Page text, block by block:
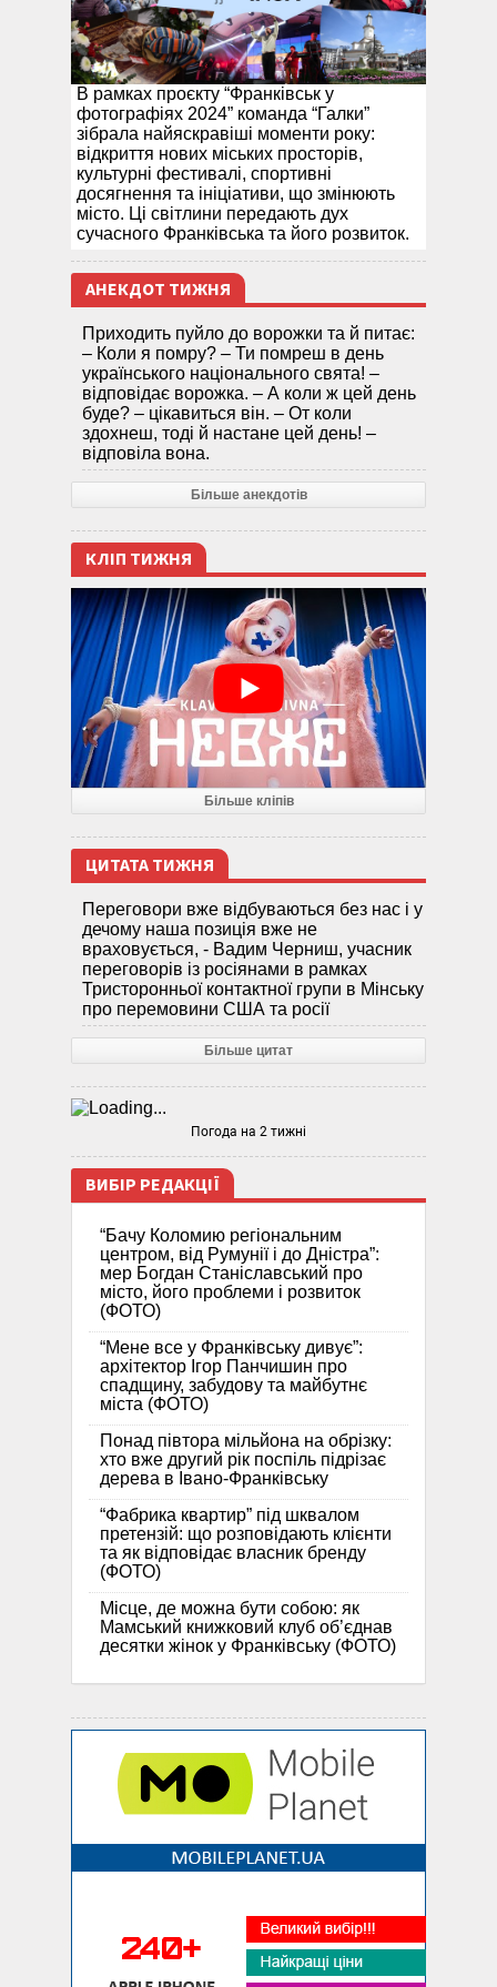
В рамках проєкту “Франківськ у
фотографіях 2024” команда “Галки”
зібрала найяскравіші моменти року:
відкриття нових міських просторів,
культурні фестивалі, спортивні
досягнення та ініціативи, що змінюють
місто. Ці світлини передають дух
сучасного Франківська та його розвиток.
АНЕКДОТ ТИЖНЯ
Приходить пуйло до ворожки та й питає:
– Коли я помру? – Ти помреш в день
українського національного свята! –
відповідає ворожка. – А коли ж цей день
буде? – цікавиться він. – От коли
здохнеш, тоді й настане цей день! –
відповіла вона.
Більше анекдотів
КЛІП ТИЖНЯ
Більше кліпів
ЦИТАТА ТИЖНЯ
Переговори вже відбуваються без нас і у
дечому наша позиція вже не
враховується, - Вадим Черниш, учасник
переговорів із росіянами в рамках
Тристоронньої контактної групи в Мінську
про перемовини США та росії
Більше цитат
Погода на 2 тижні
ВИБІР РЕДАКЦІЇ
“Бачу Коломию регіональним
центром, від Румунії і до Дністра”:
мер Богдан Станіславський про
місто, його проблеми і розвиток
(ФОТО)
“Мене все у Франківську дивує”:
архітектор Ігор Панчишин про
спадщину, забудову та майбутнє
міста (ФОТО)
Понад півтора мільйона на обрізку:
хто вже другий рік поспіль підрізає
дерева в Івано-Франківську
“Фабрика квартир” під шквалом
претензій: що розповідають клієнти
та як відповідає власник бренду
(ФОТО)
Місце, де можна бути собою: як
Мамський книжковий клуб об’єднав
десятки жінок у Франківську (ФОТО)